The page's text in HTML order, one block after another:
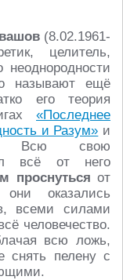
(8.02.1961-
целитель,
называют ещё
его теория
«Последнее
и Разум» и
свою
всё от него
проснуться от
оказались
всеми силами
человечество.
всю ложь,
снять пелену с